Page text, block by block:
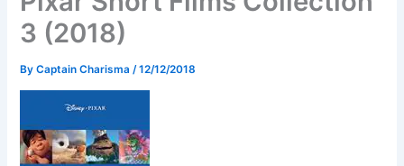
3 (2018)
ByCaptain Charisma /12/12/2018